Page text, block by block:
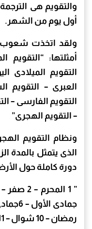
أول يوم من الشهر.
ولقد اتخذت شعوب
أمثلتها: “التقويم
التقويم الميلادى
العبرى – التقويم
التقويم الفارسى –
– التقويم الهجرى”
ونظام التقويم
الذى يتمثل بالمدة
دورة كاملة حول
رمضان – 10 شوال – 11 ذو القعدة – 12 ذو الحجة”.